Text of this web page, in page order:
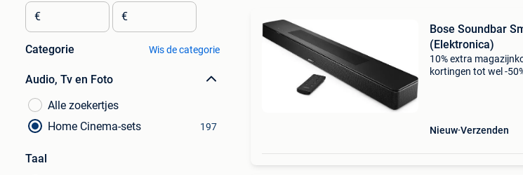
€ €
Categorie Wis de categorie
Audio, Tv en Foto
Alle zoekertjes
Home Cinema-sets
197
Taal
Bose Soundbar
(Elektronica)
10% extra
kortingen tot wel -
Nieuw Verzenden